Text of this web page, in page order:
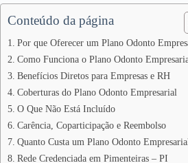
Conteúdo da página
Por que Oferecer um Plano Odonto
Como Funciona o Plano Odonto
Benefícios Diretos para Empresas e RH
Coberturas do Plano Odonto Empresarial
O Que Não Está Incluído
Carência, Coparticipação e Reembolso
Quanto Custa um Plano Odonto
Rede Credenciada em Pimenteiras – PI